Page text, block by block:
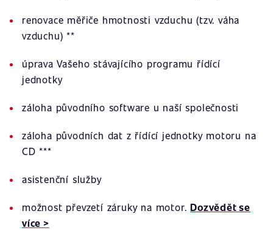
renovace měřiče hmotnosti vzduchu (tzv. váha
vzduchu) **
úprava Vašeho stávajícího programu řídící
jednotky
záloha původního software u naší společnosti
záloha původních dat z řídící jednotky motoru na
CD ***
asistenční služby
možnost převzetí záruky na motor.Dozvědět se
více >